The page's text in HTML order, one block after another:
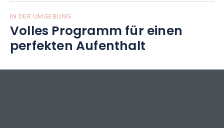
IN DER UMGEBUNG
Volles Programm für einen
perfekten Aufenthalt